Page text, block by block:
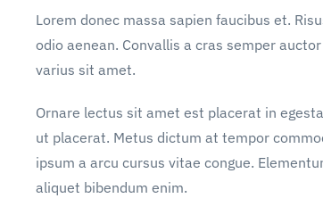
Lorem donec massa sapien faucibus et.
odio aenean. Convallis a cras semper
varius sit amet.
Ornare lectus sit amet est placerat in
ut placerat. Metus dictum at tempor
ipsum a arcu cursus vitae congue.
aliquet bibendum enim.